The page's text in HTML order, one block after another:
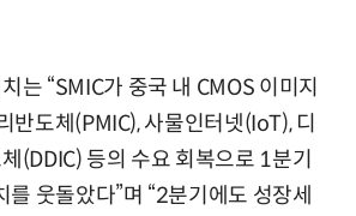
는 “SMIC가 중국 내 CMOS 이미지
반도체(PMIC), 사물인터넷(IoT), 디
(DDIC) 등의 수요 회복으로 1분기
웃돌았다”며 “2분기에도 성장세